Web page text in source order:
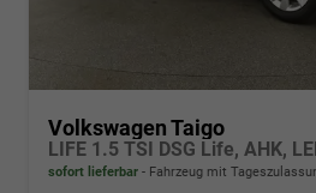
Volkswagen Taigo
sofort lieferbar Fahrzeug mit